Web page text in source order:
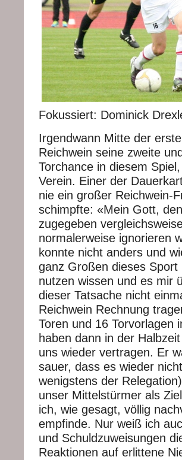
Fokussiert: Dominick
Irgendwann Mitte der
Reichwein seine zweite
Torchance in diesem
Verein. Einer der
nie ein großer Reichwein-
schimpfte: «Mein Gott,
zugegeben
normalerweise ignorieren
konnte nicht anders und
ganz Großen dieses
nutzen wissen und es mir
dieser Tatsache nicht
Reichwein Rechnung
Toren und 16 Torvorlagen
haben dann in der
uns wieder vertragen. Er
sauer, dass es wieder
wenigstens der
unser Mittelstürmer als
ich, wie gesagt, völlig
empfinde. Nur weiß ich
und Schuldzuweisungen
Reaktionen auf erlittene